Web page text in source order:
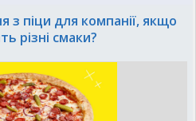
з піци для компанії, якщо
різні смаки?